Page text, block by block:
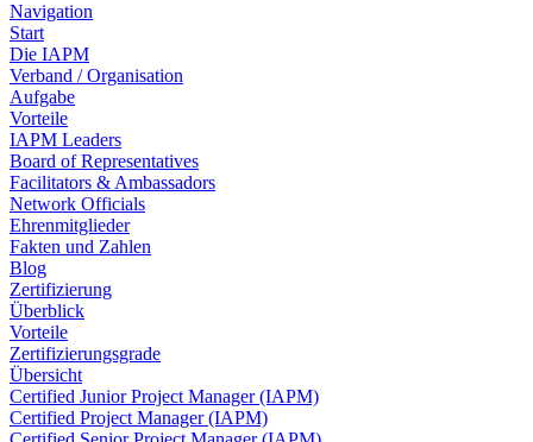
Navigation
Start
Die IAPM
Verband / Organisation
Aufgabe
Vorteile
IAPM Leaders
Board of Representatives
Facilitators & Ambassadors
Network Officials
Ehrenmitglieder
Fakten und Zahlen
Blog
Zertifizierung
Überblick
Vorteile
Zertifizierungsgrade
Übersicht
Certified Junior Project Manager (IAPM)
Certified Project Manager (IAPM)